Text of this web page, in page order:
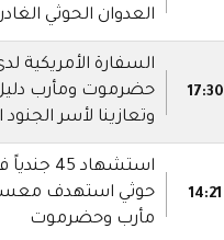
العدوان الحوثي الغادر
17:30
السفارة الأمريكية
حضرموت ومأرب دليل
وتعازينا لأسر الجنود
14:21
استشهاد
حوثي استهدف
مأرب وحضرموت